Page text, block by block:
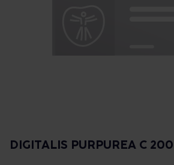
DIGITALIS PURPUREA C